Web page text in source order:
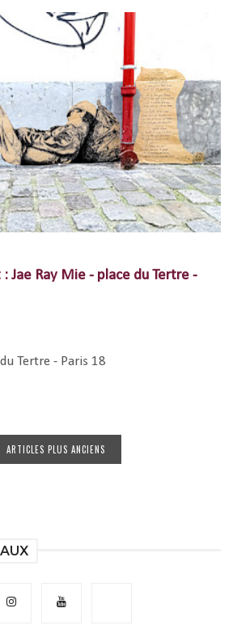
Jae Ray Mie - place du Tertre -
Tertre - Paris 18
ARTICLES PLUS ANCIENS